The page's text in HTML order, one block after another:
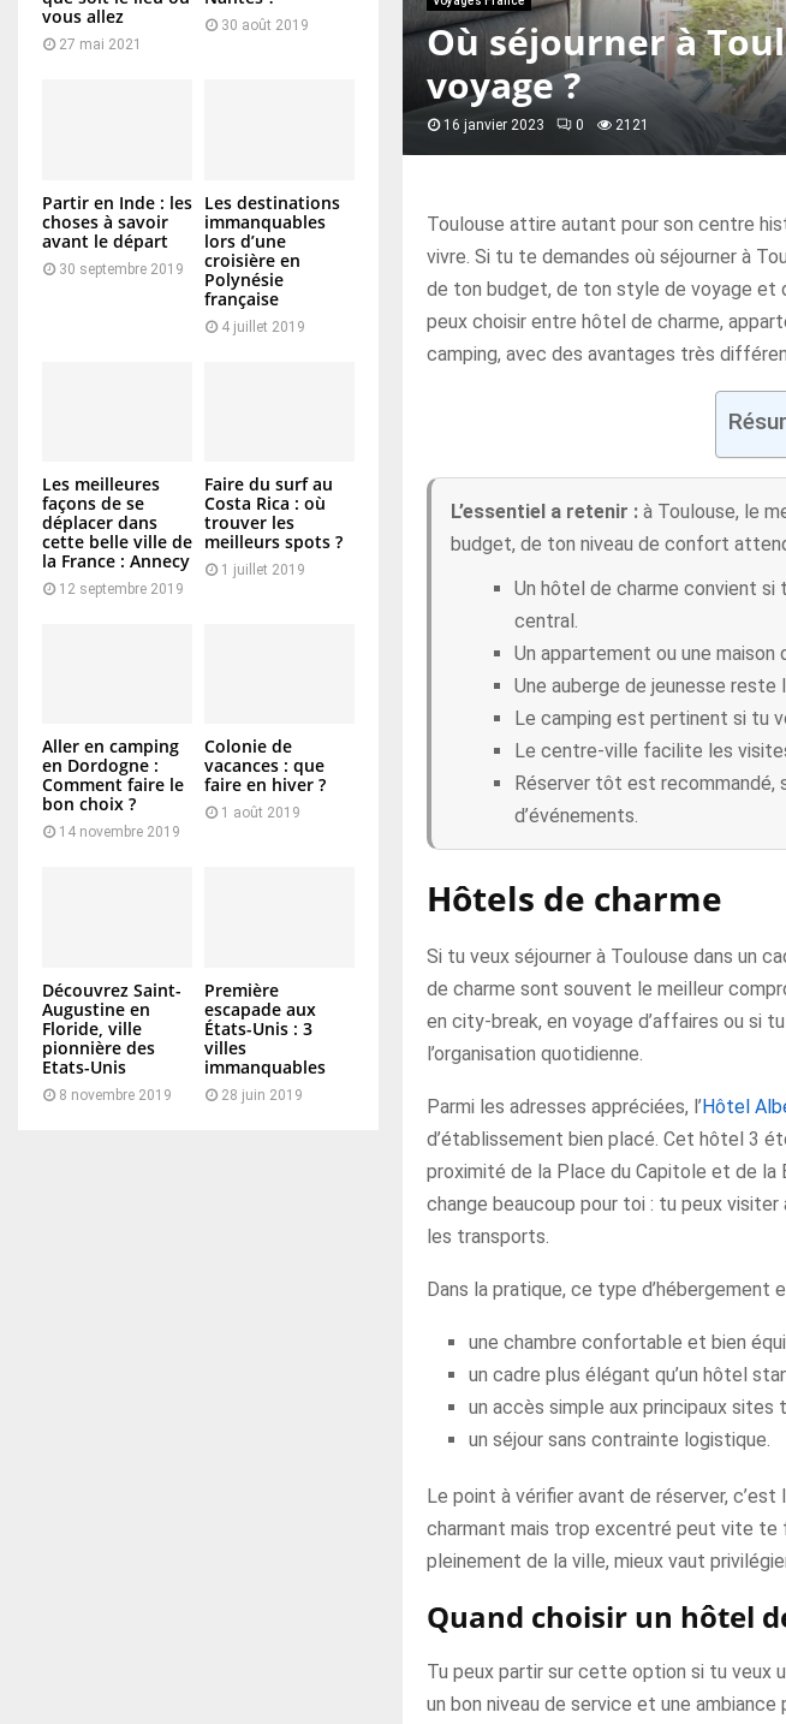
Où séjourner à
voyage ?
16 janvier 2023 0 2121
Toulouse attire autant pour son centre
vivre. Si tu te demandes où séjourner à
de ton budget, de ton style de voyage et
peux choisir entre hôtel de charme,
camping, avec des avantages très
L’essentiel a retenir : à Toulouse, le
budget, de ton niveau de confort
Un hôtel de charme convient
central.
Un appartement ou une maison
Une auberge de jeunesse
Le camping est pertinent si tu
Le centre-ville facilite les
Réserver tôt est recommandé,
d’événements.
Hôtels de charme
Si tu veux séjourner à Toulouse dans un
de charme sont souvent le meilleur
en city-break, en voyage d’affaires ou si
l’organisation quotidienne.
Parmi les adresses appréciées, l’Hôtel
d’établissement bien placé. Cet hôtel 3
proximité de la Place du Capitole et de la
change beaucoup pour toi : tu peux
les transports.
Dans la pratique, ce type d’hébergement
une chambre confortable et bien
un cadre plus élégant qu’un hôtel
un accès simple aux principaux sites
un séjour sans contrainte logistique.
Le point à vérifier avant de réserver,
charmant mais trop excentré peut vite te
pleinement de la ville, mieux vaut
Quand choisir un hôtel
Tu peux partir sur cette option si tu veux
un bon niveau de service et une ambiance
vous allez
27 mai 2021
30 août 2019
Partir en Inde : les
choses à savoir
avant le départ
30 septembre 2019
Les destinations
immanquables
lors d’une
croisière en
Polynésie
française
4 juillet 2019
Les meilleures
façons de se
déplacer dans
cette belle ville de
la France : Annecy
12 septembre 2019
Faire du surf au
Costa Rica : où
trouver les
meilleurs spots ?
1 juillet 2019
Aller en camping
en Dordogne :
Comment faire le
bon choix ?
14 novembre 2019
Colonie de
vacances : que
faire en hiver ?
1 août 2019
Découvrez Saint-
Augustine en
Floride, ville
pionnière des
Etats-Unis
8 novembre 2019
Première
escapade aux
États-Unis : 3
villes
immanquables
28 juin 2019